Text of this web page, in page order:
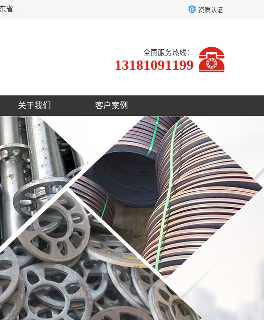
聊城市开发区正堂金属制品有限公司是一家专业的五金配件、钢管、法兰盘、冲压异型件加工等生成销售企业，服务遍布山东省聊城、济南、青岛、淄博、枣庄、东营烟台等地区，经营包括冲压法兰毛坯，冲压异型(形)件加工，热扩法兰毛坯，锻打法兰盘毛坯，法兰加强圈，环形锻件加工，版辊堵头毛坯，哑铃配重件等产品的生产和销售，业务上精益求精，生产产品精度高，配件标准赢得业内企业及其它组织与公民的一致好评。 资质认证
全国服务热线：
13181091199
关于我们 客户案例